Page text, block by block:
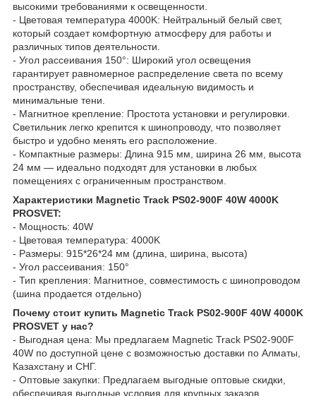
высокими требованиями к освещенности.
- Цветовая температура 4000K: Нейтральный белый свет,
который создает комфортную атмосферу для работы и
различных типов деятельности.
- Угол рассеивания 150°: Широкий угол освещения
гарантирует равномерное распределение света по всему
пространству, обеспечивая идеальную видимость и
минимальные тени.
- Магнитное крепление: Простота установки и регулировки.
Светильник легко крепится к шинопроводу, что позволяет
быстро и удобно менять его расположение.
- Компактные размеры: Длина 915 мм, ширина 26 мм, высота
24 мм — идеально подходят для установки в любых
помещениях с ограниченным пространством.
Характеристики Magnetic Track PS02-900F 40W 4000K
PROSVET:
- Мощность: 40W
- Цветовая температура: 4000K
- Размеры: 915*26*24 мм (длина, ширина, высота)
- Угол рассеивания: 150°
- Тип крепления: Магнитное, совместимость с шинопроводом
(шина продается отдельно)
Почему стоит купить Magnetic Track PS02-900F 40W 4000K
PROSVET у нас?
- Выгодная цена: Мы предлагаем Magnetic Track PS02-900F
40W по доступной цене с возможностью доставки по Алматы,
Казахстану и СНГ.
- Оптовые закупки: Предлагаем выгодные оптовые скидки,
обеспечивая выгодные условия для крупных заказов.